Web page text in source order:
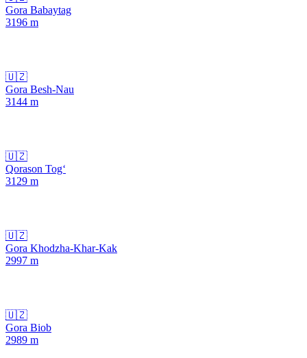
Gora Babaytag
3196 m
🇺🇿
Gora Besh-Nau
3144 m
🇺🇿
Qorason Tog‘
3129 m
🇺🇿
Gora Khodzha-Khar-Kak
2997 m
🇺🇿
Gora Biob
2989 m